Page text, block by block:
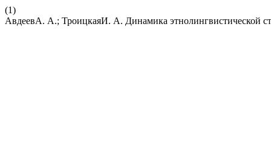
(1)
АвдеевА. А.; ТроицкаяИ. А. Динамика этнолингвистической